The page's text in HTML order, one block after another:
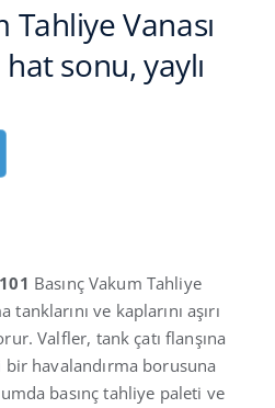
Endüstriler
İletişim
Türkçe
Tahliye Vanası
sonu, yaylı
Basınç Vakum Tahliye
ve kaplarını aşırı
Valfler, tank çatı flanşına
bir havalandırma borusuna
basınç tahliye paleti ve